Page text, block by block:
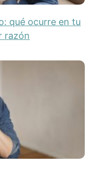
qué ocurre en tu
razón